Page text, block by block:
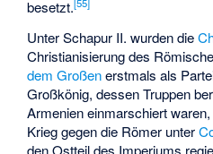
besetzt.
Unter Schapur II. wurden die
Christianisierung des
dem Großenerstmals als
Großkönig, dessen Truppen
Armenien einmarschiert
Krieg gegen die Römer unter